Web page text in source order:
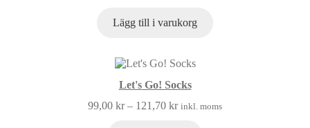
Lägg till i varukorg
Let's Go! Socks
99,00 kr– 121,70 kr inkl. moms